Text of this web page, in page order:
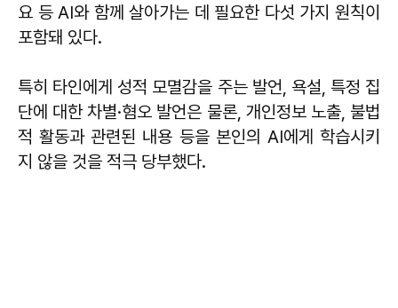
요 등 AI와 함께 살아가는 데 필요한 다섯 가지 원칙이
포함돼 있다.
특히 타인에게 성적 모멸감을 주는 발언, 욕설, 특정 집
단에 대한 차별·혐오 발언은 물론, 개인정보 노출, 불법
적 활동과 관련된 내용 등을 본인의 AI에게 학습시키
지 않을 것을 적극 당부했다.